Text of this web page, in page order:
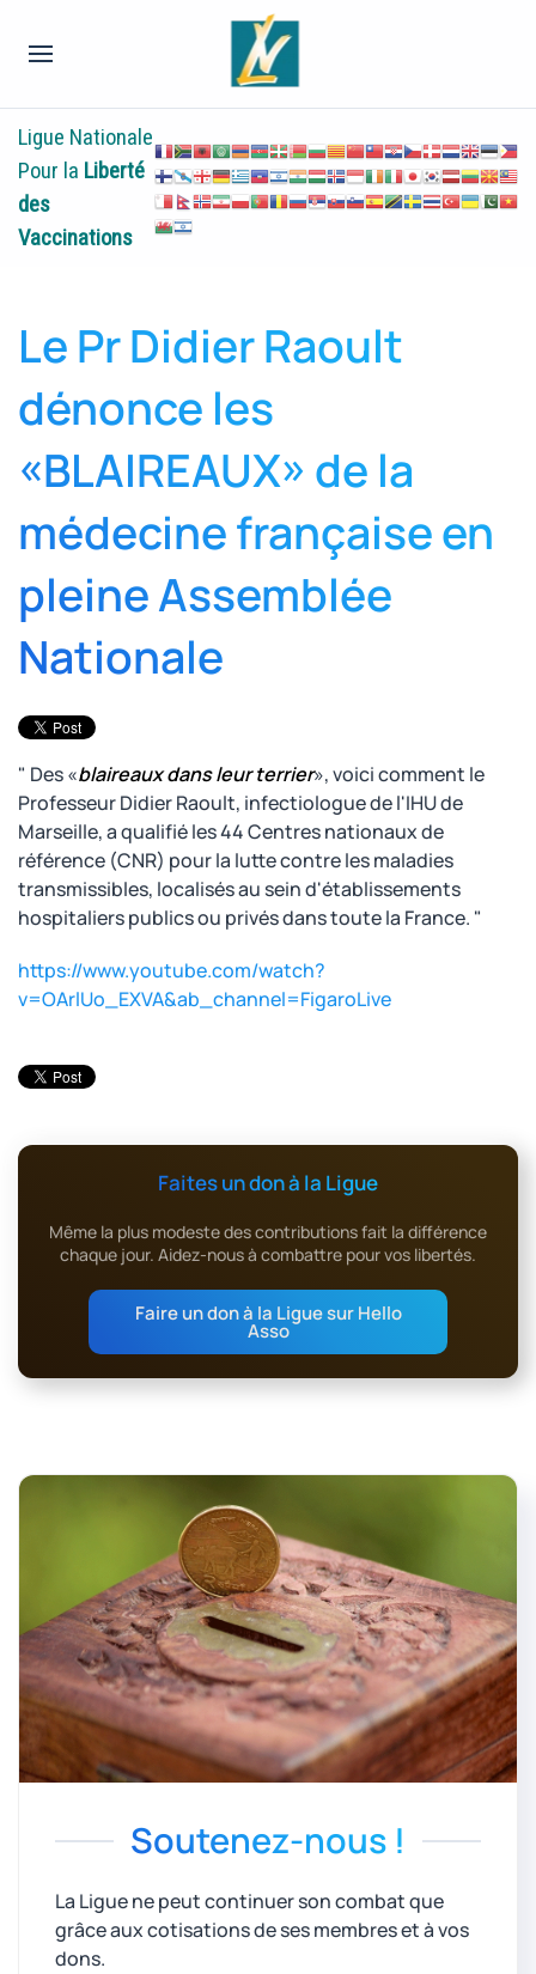
Ligue Nationale
Pour la Liberté
des
Vaccinations
Le Pr Didier Raoult
dénonce les
«BLAIREAUX» de la
médecine française en
pleine Assemblée
Nationale
" Des «blaireaux dans leur terrier», voici comment le
Professeur Didier Raoult, infectiologue de l'IHU de
Marseille, a qualifié les 44 Centres nationaux de
référence (CNR) pour la lutte contre les maladies
transmissibles, localisés au sein d'établissements
hospitaliers publics ou privés dans toute la France. "
https://www.youtube.com/watch?
v=OArlUo_EXVA&ab_channel=FigaroLive
Faites un don à la Ligue
Même la plus modeste des contributions fait la différence
chaque jour. Aidez-nous à combattre pour vos libertés.
Faire un don à la Ligue sur Hello
Asso
Soutenez-nous !
La Ligue ne peut continuer son combat que
grâce aux cotisations de ses membres et à vos
dons.